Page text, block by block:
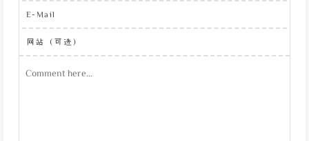
E-Mail
网站（可选）